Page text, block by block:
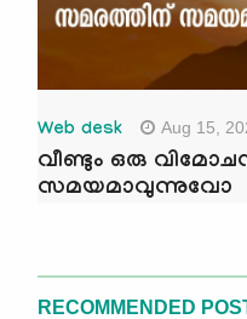
Web desk Aug 15,
വീണ്ടും ഒരു
സമയമാവുന്നുവോ
RECOMMENDED